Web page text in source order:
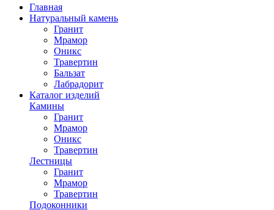
Главная
Натуральный камень
Гранит
Мрамор
Оникс
Травертин
Бальзат
Лабрадорит
Каталог изделий
Камины
Гранит
Мрамор
Оникс
Травертин
Лестницы
Гранит
Мрамор
Травертин
Подоконники